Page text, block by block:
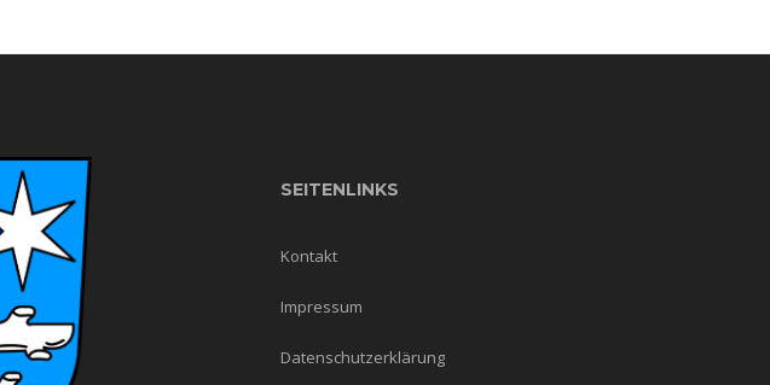
SEITENLINKS
Kontakt
Impressum
Datenschutzerklärung